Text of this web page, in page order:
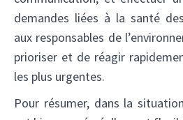
demandes liées à la santé
aux responsables de
prioriser et de réagir
les plus urgentes.
Pour résumer, dans la